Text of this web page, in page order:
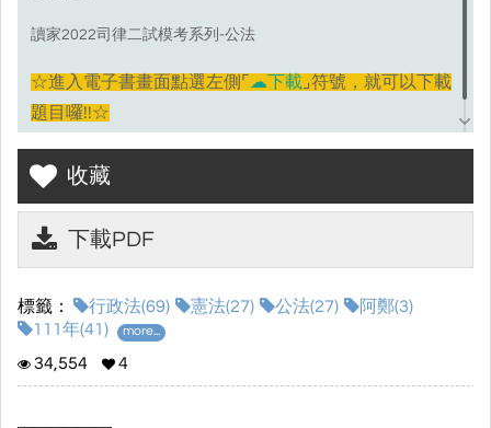
讀家2022司律二試模考系列-公法
☆進入電子書畫面點選左側⌜ ☁下載 ⌟符號，就可以下載
題目囉!!☆
收藏
下載PDF
標籤： 行政法(69) 憲法(27) 公法(27)
阿鄭(3)
111年(41)
more...
34,554 4